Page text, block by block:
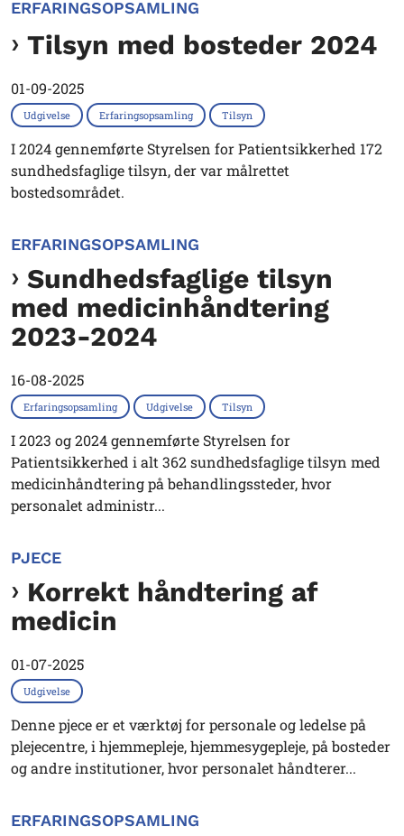
ERFARINGSOPSAMLING
Tilsyn med bosteder 2024
01-09-2025
Udgivelse Erfaringsopsamling Tilsyn
I 2024 gennemførte Styrelsen for Patientsikkerhed 172
sundhedsfaglige tilsyn, der var målrettet
bostedsområdet.
ERFARINGSOPSAMLING
Sundhedsfaglige tilsyn
med medicinhåndtering
2023-2024
16-08-2025
Erfaringsopsamling Udgivelse Tilsyn
I 2023 og 2024 gennemførte Styrelsen for
Patientsikkerhed i alt 362 sundhedsfaglige tilsyn med
medicinhåndtering på behandlingssteder, hvor
personalet administr...
PJECE
Korrekt håndtering af
medicin
01-07-2025
Udgivelse
Denne pjece er et værktøj for personale og ledelse på
plejecentre, i hjemmepleje, hjemmesygepleje, på bosteder
og andre institutioner, hvor personalet håndterer...
ERFARINGSOPSAMLING